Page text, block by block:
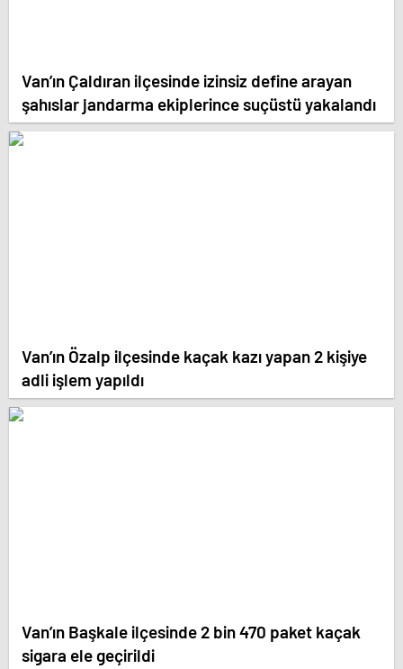
Van’ın Çaldıran ilçesinde izinsiz define arayan
şahıslar jandarma ekiplerince suçüstü yakalandı
Van’ın Özalp ilçesinde kaçak kazı yapan 2 kişiye
adli işlem yapıldı
Van’ın Başkale ilçesinde 2 bin 470 paket kaçak
sigara ele geçirildi